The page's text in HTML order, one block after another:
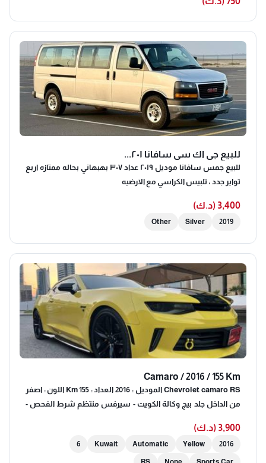
للبيع جي اك سي سافانا ٢٠١...
للبيع جمس سافانا موديل ٢٠١٩ عداد ٣٠٧ بهبهاني بحاله ممتازه اربع
تواير جدد ، تلبيس الكراسي مع الارضيه
3,400 (د.ك)
2019
Silver
Other
Camaro / 2016 / 155 Km
Chevrolet camaro RS الموديل : 2016 العداد : 155 Km اللون : اصفر
من الداخل جلد بيج وكالة الكويت - سيرفس منتظم شرط الفحص -
3,900 (د.ك)
2016
Yellow
Automatic
Kuwait
6